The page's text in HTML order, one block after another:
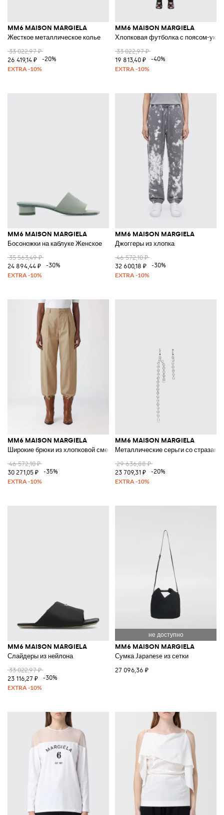
MM6 MAISON MARGIELA
Жесткое металлическое колье
33 022,97 ₽
26 419,14 ₽
-20%
MM6 MAISON MARGIELA
Хлопковая футболка с поясом-
33 022,97 ₽
19 813,40 ₽
-40%
MM6 MAISON MARGIELA
Босоножки на каблуке Женское
35 563,49 ₽
24 894,44 ₽
-30%
MM6 MAISON MARGIELA
Джоггеры из хлопка
46 572,10 ₽
32 600,18 ₽
-30%
MM6 MAISON MARGIELA
Широкие брюки из хлопковой смеси
46 572,10 ₽
30 271,05 ₽
-35%
MM6 MAISON MARGIELA
Металлические серьги со
29 636,88 ₽
23 709,31 ₽
-20%
MM6 MAISON MARGIELA
Слайдеры из нейлона
33 022,97 ₽
23 116,27 ₽
-30%
MM6 MAISON MARGIELA
Сумка Japanese из сетки
27 096,36 ₽